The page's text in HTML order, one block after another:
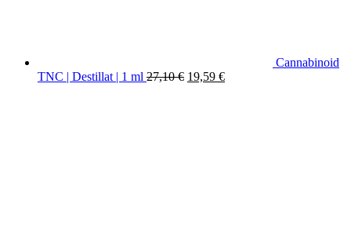
Cannabinoid
TNC | Destillat | 1 ml 27,10€ Original
19,59 €Current